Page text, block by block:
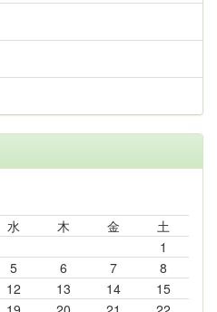
水 木 金
土
1
5 6 7
8
12 13 14
15